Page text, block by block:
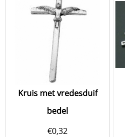
Kruis met vredesduif
bedel
€0,32